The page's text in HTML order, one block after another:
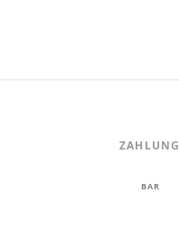
ZAHLUNG
BAR